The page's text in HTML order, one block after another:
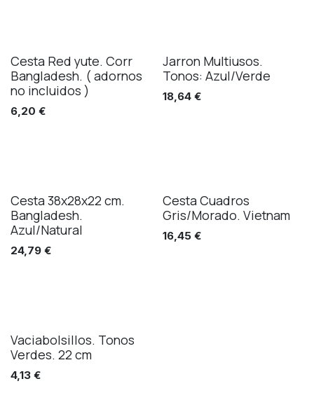
Cesta Red yute. Corr
Bangladesh. ( adornos
no incluidos )
6,20 €
Jarron Multiusos.
Tonos: Azul/Verde
18,64€
Cesta 38x28x22 cm.
Bangladesh.
Azul/Natural
24,79 €
Cesta Cuadros
Gris/Morado. Vietnam
16,45€
Vaciabolsillos. Tonos
Verdes. 22 cm
4,13 €